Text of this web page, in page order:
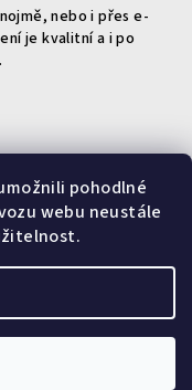
pohodlné
webu neustále
nebo i přes e-
je kvalitní a i po